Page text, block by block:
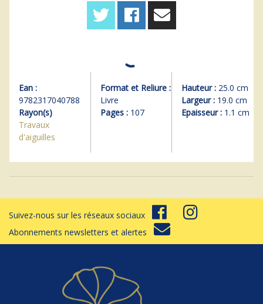
Ean :
9782317040788
Rayon(s)
Travaux
d'aiguilles
Format et Reliure :
Livre
Pages :107
Hauteur : 25.0 cm
Largeur : 19.0 cm
Epaisseur : 1.1 cm
Suivez-nous sur les réseaux sociaux
Abonnements newsletters et alertes